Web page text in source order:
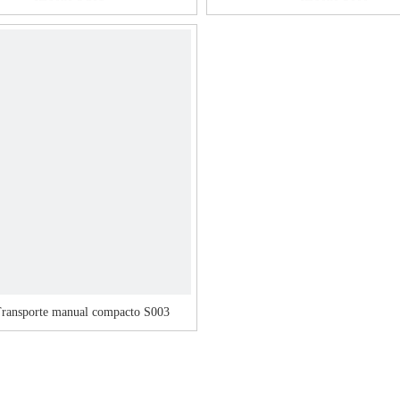
manual compacto S003